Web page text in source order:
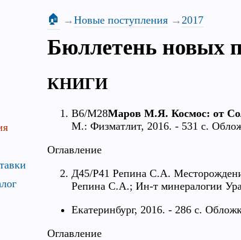
🏠 Новые поступления 2017
Бюллетень новых
КНИГИ
В6/М28Маров М.Я. Космос: от
М.: Физматлит, 2016. - 531 с.
Оглавление
Д45/Р41 Репина С.А.
Репина С.А.; Ин-т минералогии
Екатеринбург, 2016. - 286 с.
Оглавление